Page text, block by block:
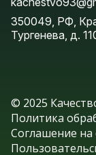
350049, РФ,
Тургенева, д.
© 2025
Политика
Соглашение на